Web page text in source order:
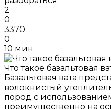
2
0
3370
0
10 мин.
Что такое базальтовая
Базальтовая вата
волокнистый
пород с
преимущественно на